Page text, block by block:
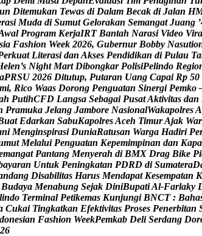
un Ditemukan Tewas di Dalam Becak di Jalan H
rasi Muda di Sumut Gelorakan Semangat Juang ’
wal Program KerjaIRT Bantah Narasi Video Vira
sia Fashion Week 2026, Gubernur Bobby Nasutio
erkuat Literasi dan Akses Pendidikan di Pulau Ta
elen’s Night Mart Dibongkar PolisiPelindo Regio
aPRSU 2026 Ditutup, Putaran Uang Capai Rp 50
mi, Rico Waas Dorong Penguatan Sinergi Pemko
h PutihCFD Langsa Sebagai PusatAktivitas dan
Pramuka Jelang Jambore NasionalWakapolresA
uat Edarkan SabuKapolresAceh TimurAjak War
ni Menginspirasi DuniaRatusan Warga Hadiri Pe
mut Melalui Penguatan Kepemimpinan dan Kapa
mangat Pantang Menyerah di BMX Drag Bike Pi
ayaran Untuk Peningkatan PDRD di SumateraD
ndang Disabilitas Harus Mendapat Kesempatan K
Budaya Menabung Sejak DiniBupatiAl-Farlaky
lindo Terminal Petikemas Kunjungi BNCT : Baha
Cukai Tingkatkan Efektivitas Proses Penerbitan
donesian Fashion WeekPemkab Deli Serdang Dor
26